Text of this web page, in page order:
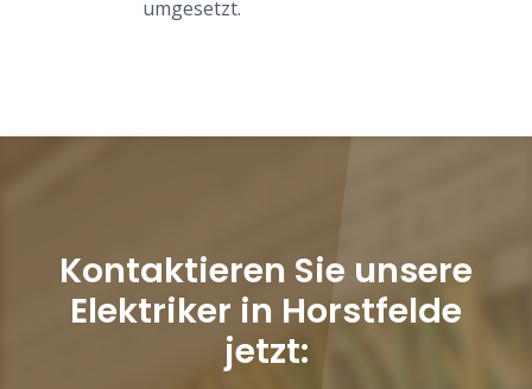
umgesetzt.
Kontaktieren Sie unsere
Elektriker in Horstfelde
jetzt: